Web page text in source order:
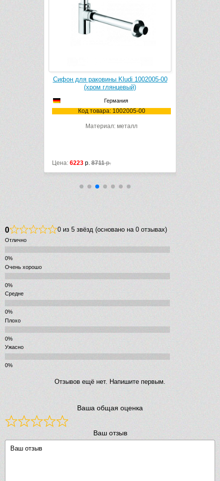
Сифон для раковины Kludi 1002005-00
(хром глянцевый)
Германия
Код товара: 1002005-00
Материал: металл
Цена: 6223 р. 8711р.
0 0 из 5 звёзд (основано на 0 отзывах)
Отлично
Очень хорошо
Средне
Плохо
Ужасно
Отзывов ещё нет. Напишите первым.
Ваша общая оценка
Ваш отзыв